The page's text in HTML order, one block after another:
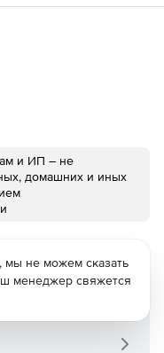
и ИП – не
домашних и иных
мы не можем сказать
менеджер свяжется